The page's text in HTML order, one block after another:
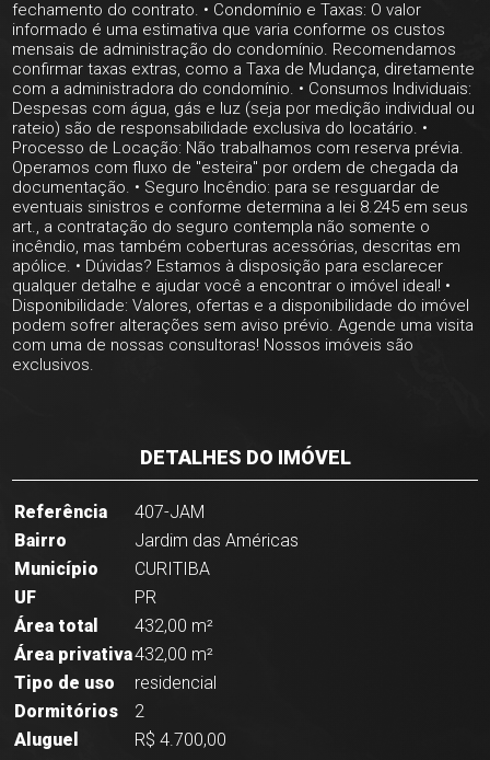
fechamento do contrato. • Condomínio e Taxas: O valor
informado é uma estimativa que varia conforme os custos
mensais de administração do condomínio. Recomendamos
confirmar taxas extras, como a Taxa de Mudança, diretamente
com a administradora do condomínio. • Consumos Individuais:
Despesas com água, gás e luz (seja por medição individual ou
rateio) são de responsabilidade exclusiva do locatário. •
Processo de Locação: Não trabalhamos com reserva prévia.
Operamos com fluxo de "esteira" por ordem de chegada da
documentação. • Seguro Incêndio: para se resguardar de
eventuais sinistros e conforme determina a lei 8.245 em seus
art., a contratação do seguro contempla não somente o
incêndio, mas também coberturas acessórias, descritas em
apólice. • Dúvidas? Estamos à disposição para esclarecer
qualquer detalhe e ajudar você a encontrar o imóvel ideal! •
Disponibilidade: Valores, ofertas e a disponibilidade do imóvel
podem sofrer alterações sem aviso prévio. Agende uma visita
com uma de nossas consultoras! Nossos imóveis são
exclusivos.
DETALHES DO IMÓVEL
Referência
407-JAM
Bairro
Jardim das Américas
Município
CURITIBA
UF
PR
Área total
432,00 m²
Área privativa432,00 m²
Tipo de uso
residencial
Dormitórios
2
Aluguel
R$ 4.700,00